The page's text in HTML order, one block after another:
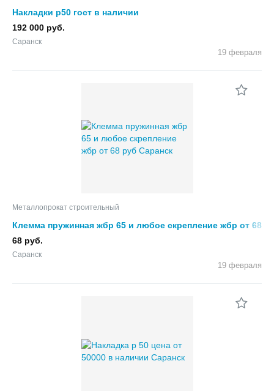
Накладки р50 гост в наличии
192 000 руб.
Саранск
19 февраля
Металлопрокат строительный
Клемма пружинная жбр 65 и любое скрепление жбр от 68
руб
68 руб.
Саранск
19 февраля